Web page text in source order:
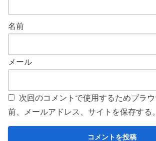
名前
メール
次回のコメントで使用するためブラ
前、メールアドレス、サイトを保存する。